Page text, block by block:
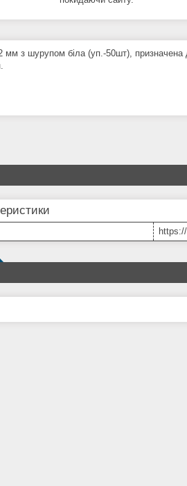
мм з шурупом біла (уп.-50шт), призначена